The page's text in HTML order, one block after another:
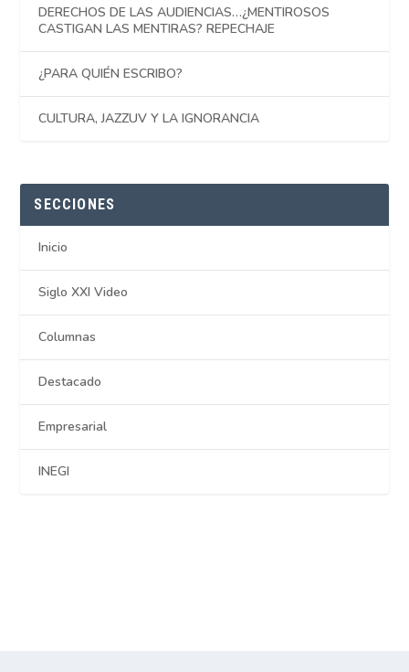
DERECHOS DE LAS AUDIENCIAS…¿MENTIROSOS
CASTIGAN LAS MENTIRAS? REPECHAJE
¿PARA QUIÉN ESCRIBO?
CULTURA, JAZZUV Y LA IGNORANCIA
SECCIONES
Inicio
Siglo XXI Video
Columnas
Destacado
Empresarial
INEGI